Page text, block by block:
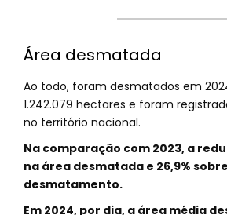
Área desmatada
Ao todo, foram desmatados em
1.242.079 hectares e foram
no território nacional.
Na comparação com 2023, a
na área desmatada e 26,9%
desmatamento.
Em 2024, por dia, a área média